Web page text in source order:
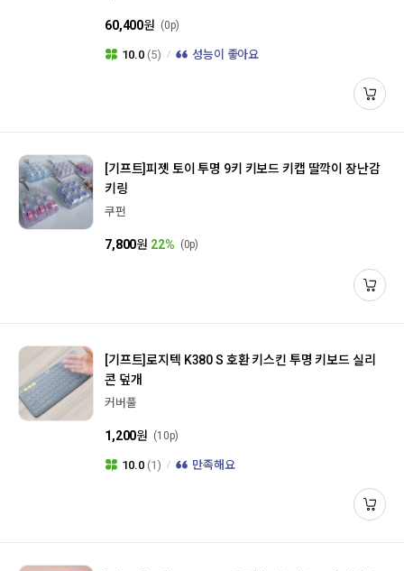
60,400원 (0p)
10.0 (5) 성능이 좋아요
[기프트]피젯 토이 투명 9키 키보드 키캡 딸깍이 장난감
키링
쿠펀
7,800원 22% (0p)
[기프트]로지텍 K380 S 호환 키스킨 투명 키보드 실리
콘 덮개
커버풀
1,200원 (10p)
10.0 (1) 만족해요